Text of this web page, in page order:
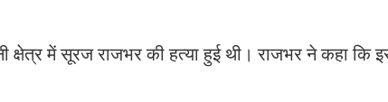
में सूरज राजभर की हत्या हुई थी। राजभर ने कहा कि